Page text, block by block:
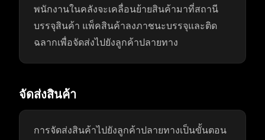
พนักงานในคลังจะเคลื่อนย้ายสินค้ามาที่สถานี
บรรจุสินค้า แพ็คสินค้าลงภาชนะบรรจุและติด
ฉลากเพื่อจัดส่งไปยังลูกค้าปลายทาง
จัดส่งสินค้า
การจัดส่งสินค้าไปยังลูกค้าปลายทางเป็นขั้นตอน